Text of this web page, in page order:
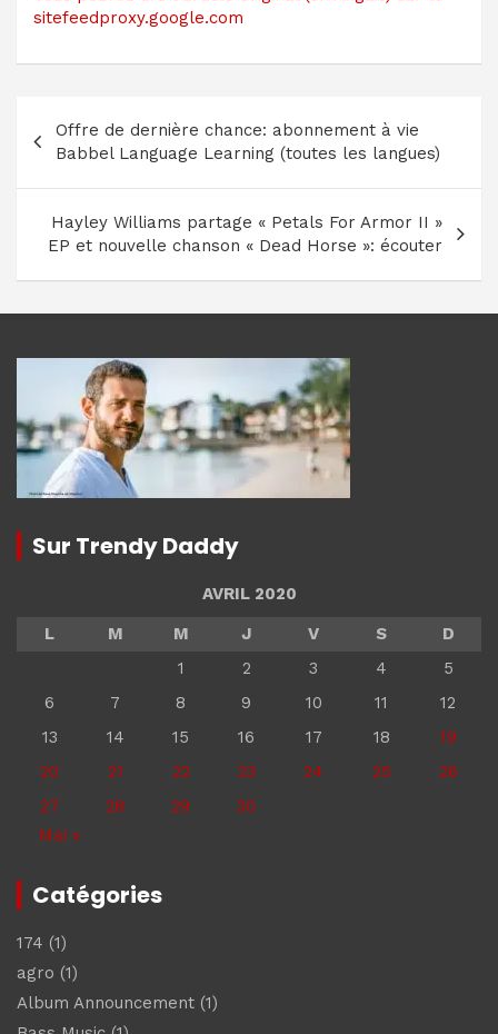
sitefeedproxy.google.com
Navigation
de
l’article
Offre de dernière chance: abonnement à vie
Babbel Language Learning (toutes les langues)
Hayley Williams partage « Petals For Armor II »
EP et nouvelle chanson « Dead Horse »: écouter
Sur Trendy Daddy
AVRIL 2020
L
M M J V S
D
1
2 3 4
5
6
7 8 9 10 11
12
13
14 15 16 17 18
19
20
21 22 23 24 25
26
27
28 29
30
Mai »
Catégories
174 (1)
agro (1)
Album Announcement (1)